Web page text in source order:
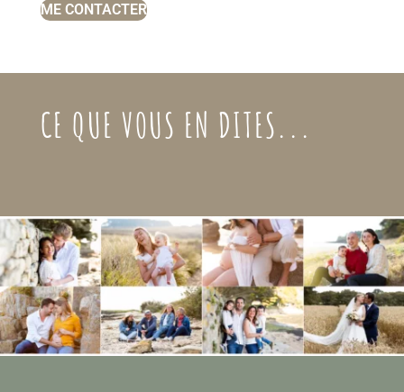
ME CONTACTER
CE QUE VOUS EN DITES...